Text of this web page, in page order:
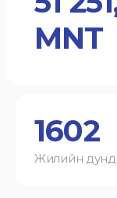
MNT
1602
Жилийн